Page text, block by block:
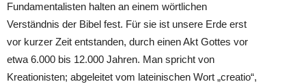
Fundamentalisten halten an einem wörtlichen
Verständnis der Bibel fest. Für sie ist unsere Erde erst
vor kurzer Zeit entstanden, durch einen Akt Gottes vor
etwa 6.000 bis 12.000 Jahren. Man spricht von
Kreationisten; abgeleitet vom lateinischen Wort „creatio“,